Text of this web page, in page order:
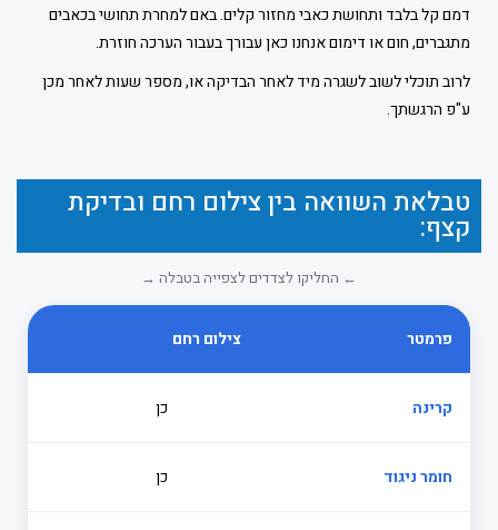
דמם קל בלבד ותחושת כאבי מחזור קלים. באם למחרת תחושי בכאבים
מתגברים, חום או דימום אנחנו כאן עבורך בעבור הערכה חוזרת.
לרוב תוכלי לשוב לשגרה מיד לאחר הבדיקה או, מספר שעות לאחר מכן
ע"פ הרגשתך.
טבלאת השוואה בין צילום רחם ובדיקת
קצף:
← החליקו לצדדים לצפייה בטבלה →
פרמטר צילום רחם
קרינה כן
חומר ניגוד כן